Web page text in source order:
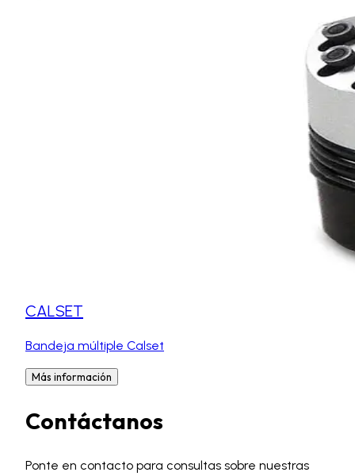
CALSET
Bandeja múltiple Calset
Más información
Contáctanos
Ponte en contacto para consultas sobre nuestras